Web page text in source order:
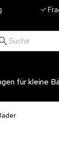
für kleine